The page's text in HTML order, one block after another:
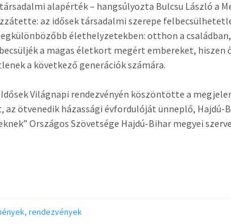
alapérték – hangsúlyozta Bulcsu László a
az idősek társadalmi szerepe
élethelyzetekben: otthon a
a magas életkort megért embereket,
a következő generációk számára.
Idősek Világnapi rendezvényén köszöntötte a
az ötvenedik házassági évfordulóját ünneplő, Hajdú-
Országos Szövetsége Hajdú-Bihar megyei
rendezvények